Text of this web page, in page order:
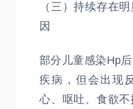
（三）持续存在
因
部分儿童感染Hp
疾病，但会出现
心、呕吐、食欲不